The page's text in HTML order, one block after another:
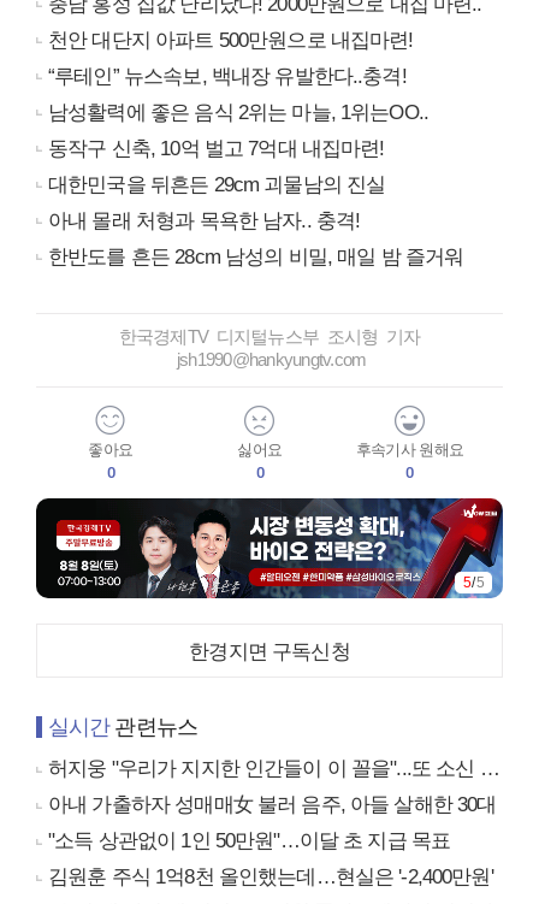
천안 대단지 아파트 500만원으로 내집마련!
“루테인” 뉴스속보, 백내장 유발한다..충격!
남성활력에 좋은 음식 2위는 마늘, 1위는OO..
동작구 신축, 10억 벌고 7억대 내집마련!
대한민국을 뒤흔든 29cm 괴물남의 진실
아내 몰래 처형과 목욕한 남자.. 충격!
한반도를 흔든 28cm 남성의 비밀, 매일 밤 즐거워
한국경제TV 디지털뉴스부 조시형 기자
jsh1990@hankyungtv.com
좋아요
0
싫어요
0
후속기사 원해요
0
5/5
한경지면 구독신청
실시간관련뉴스
허지웅 "우리가 지지한 인간들이 이 꼴을"...또 소신 발언
아내 가출하자 성매매女 불러 음주, 아들 살해한 30대
"소득 상관없이 1인 50만원"…이달 초 지급 목표
김원훈 주식 1억8천 올인했는데…현실은 '-2,400만원'